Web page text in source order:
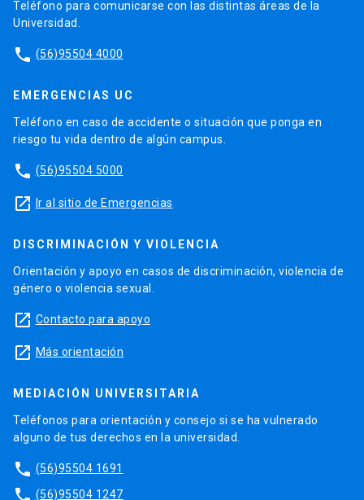
Teléfono para comunicarse con las distintas áreas de la
Universidad.
phone (56)95504 4000
EMERGENCIAS UC
Teléfono en caso de accidente o situación que ponga en
riesgo tu vida dentro de algún campus.
phone (56)95504 5000
launch Ir al sitio de Emergencias
DISCRIMINACIÓN Y VIOLENCIA
Orientación y apoyo en casos de discriminación, violencia de
género o violencia sexual.
launch Contacto para apoyo
launch Más orientación
MEDIACIÓN UNIVERSITARIA
Teléfonos para orientación y consejo si se ha vulnerado
alguno de tus derechos en la universidad.
phone (56)95504 1691
phone (56)95504 1247